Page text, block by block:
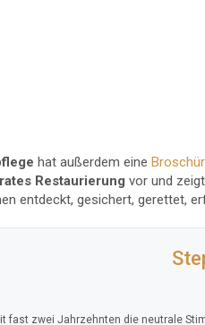
hat außerdem eine
Restaurierung vor und
entdeckt, gesichert, gerettet,
fast zwei Jahrzehnten die neutrale